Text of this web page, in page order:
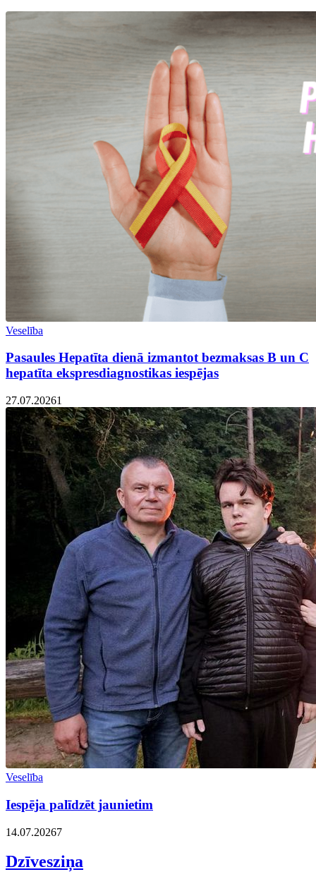
Veselība
Pasaules Hepatīta dienā izmantot bezmaksas B un C
hepatīta ekspresdiagnostikas iespējas
27.07.20261
Veselība
Iespēja palīdzēt jaunietim
14.07.20267
Dzīvesziņa